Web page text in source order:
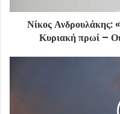
Νίκος Ανδρουλάκης:
Κυριακή πρωί – Οι